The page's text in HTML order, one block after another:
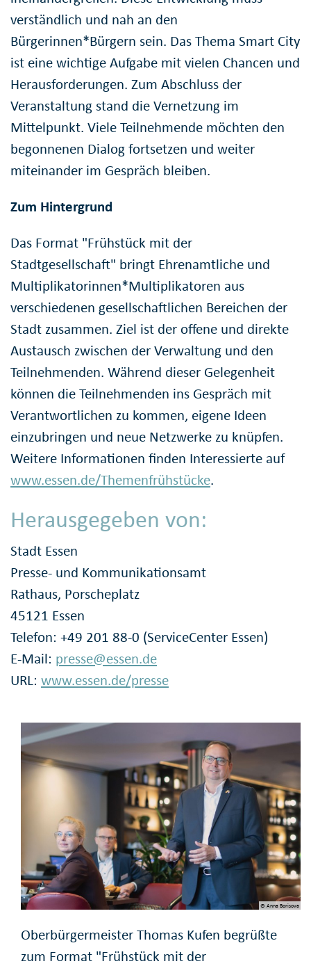
verständlich und nah an den
Bürgerinnen*Bürgern sein. Das Thema Smart City
ist eine wichtige Aufgabe mit vielen Chancen und
Herausforderungen. Zum Abschluss der
Veranstaltung stand die Vernetzung im
Mittelpunkt. Viele Teilnehmende möchten den
begonnenen Dialog fortsetzen und weiter
miteinander im Gespräch bleiben.
Zum Hintergrund
Das Format "Frühstück mit der
Stadtgesellschaft" bringt Ehrenamtliche und
Multiplikatorinnen*Multiplikatoren aus
verschiedenen gesellschaftlichen Bereichen der
Stadt zusammen. Ziel ist der offene und direkte
Austausch zwischen der Verwaltung und den
Teilnehmenden. Während dieser Gelegenheit
können die Teilnehmenden ins Gespräch mit
Verantwortlichen zu kommen, eigene Ideen
einzubringen und neue Netzwerke zu knüpfen.
Weitere Informationen finden Interessierte auf
www.essen.de/Themenfrühstücke.
Herausgegeben von:
Stadt Essen
Presse- und Kommunikationsamt
Rathaus, Porscheplatz
45121 Essen
Telefon: +49 201 88-0 (ServiceCenter Essen)
E-Mail: presse@essen.de
URL: www.essen.de/presse
© Anna Borisova
Oberbürgermeister Thomas Kufen begrüßte
zum Format "Frühstück mit der